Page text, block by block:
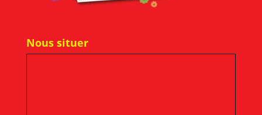
Nous situer